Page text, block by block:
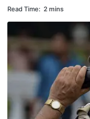
Read Time: 2 mins